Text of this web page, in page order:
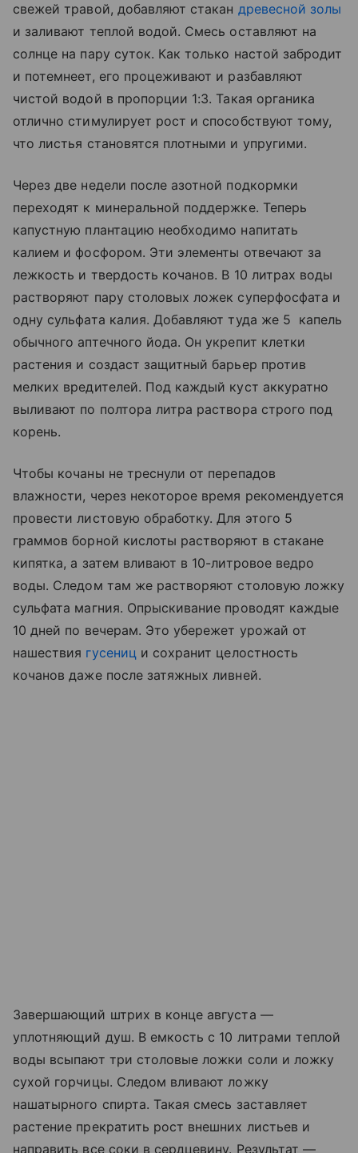
свежей травой, добавляют стакан древесной золы
и заливают теплой водой. Смесь оставляют на
солнце на пару суток. Как только настой забродит
и потемнеет, его процеживают и разбавляют
чистой водой в пропорции 1:3. Такая органика
отлично стимулирует рост и способствуют тому,
что листья становятся плотными и упругими.
Через две недели после азотной подкормки
переходят к минеральной поддержке. Теперь
капустную плантацию необходимо напитать
калием и фосфором. Эти элементы отвечают за
лежкость и твердость кочанов. В 10 литрах воды
растворяют пару столовых ложек суперфосфата и
одну сульфата калия. Добавляют туда же 5 капель
обычного аптечного йода. Он укрепит клетки
растения и создаст защитный барьер против
мелких вредителей. Под каждый куст аккуратно
выливают по полтора литра раствора строго под
корень.
Чтобы кочаны не треснули от перепадов
влажности, через некоторое время рекомендуется
провести листовую обработку. Для этого 5
граммов борной кислоты растворяют в стакане
кипятка, а затем вливают в 10-литровое ведро
воды. Следом там же растворяют столовую ложку
сульфата магния. Опрыскивание проводят каждые
10 дней по вечерам. Это убережет урожай от
нашествия гусеници сохранит целостность
кочанов даже после затяжных ливней.
Завершающий штрих в конце августа —
уплотняющий душ. В емкость с 10 литрами теплой
воды всыпают три столовые ложки соли и ложку
сухой горчицы. Следом вливают ложку
нашатырного спирта. Такая смесь заставляет
растение прекратить рост внешних листьев и
направить все соки в сердцевину. Результат —